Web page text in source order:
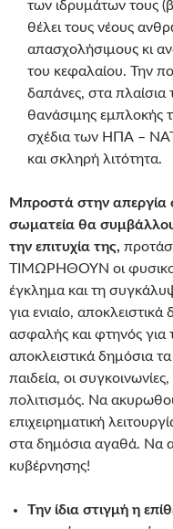
των ιδρυμάτων τους
θέλει τους νέους
απασχολήσιμους κι
του κεφαλαίου. Την
δαπάνες, στα πλαίσια
θανάσιμης εμπλοκής
σχέδια των ΗΠΑ –
και σκληρή λιτότητα.
Μπροστά στην απεργία
σωματεία θα
την επιτυχία της,
ΤΙΜΩΡΗΘΟΥΝ οι φυσικοί
έγκλημα και τη
για ενιαίο,
ασφαλής και φτηνός για
αποκλειστικά δημόσια
παιδεία, οι
πολιτισμός. Να
επιχειρηματική
στα δημόσια αγαθά. Να
κυβέρνησης!
Την ίδια στιγμή η